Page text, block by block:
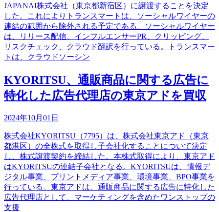
JAPANAI株式会社（東京都新宿区）に譲渡することを決定
した。これによりトランスマートは、ソーシャルワイヤーの
連結の範囲から除外される予定である。ソーシャルワイヤー
は、リリース配信、インフルエンサーPR、クリッピング、
リスクチェック、クラウド翻訳を行っている。トランスマー
トは、クラウドソーシン
KYORITSU、通販商品に関する広告に
特化した広告代理店の東京アドを買収
2024年10月01日
株式会社KYORITSU（7795）は、株式会社東京アド（東京
都港区）の全株式を取得し子会社化することについて決定
し、株式譲渡契約を締結した。本株式取得により、東京アド
はKYORITSUの連結子会社となる。KYORITSUは、情報デ
ジタル事業、プリントメディア事業、環境事業、BPO事業を
行っている。東京アドは、通販商品に関する広告に特化した
広告代理店として、マーケティングを含めたワンストップの
支援